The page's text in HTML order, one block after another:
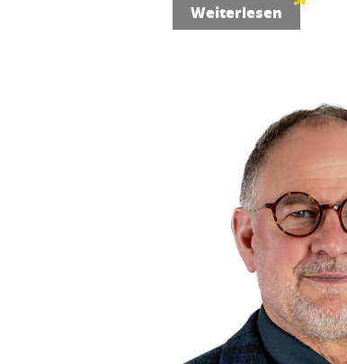
Weiterlesen